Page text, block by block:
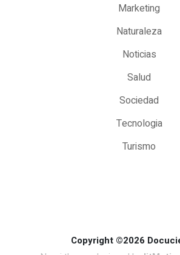
Marketing
Naturaleza
Noticias
Salud
Sociedad
Tecnologia
Turismo
Copyright ©2026